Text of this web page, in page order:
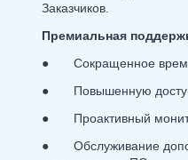
Заказчиков.
Премиальная
● Сокращенное время
● Повышенную
● Проактивный
● Обслуживание